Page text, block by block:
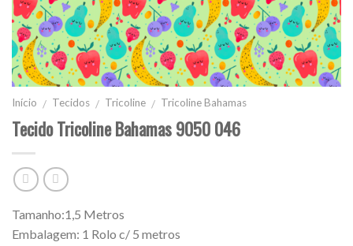
Início / Tecidos / Tricoline / Tricoline Bahamas
Tecido Tricoline Bahamas 9050 046
Tamanho:1,5 Metros
Embalagem: 1 Rolo c/ 5 metros